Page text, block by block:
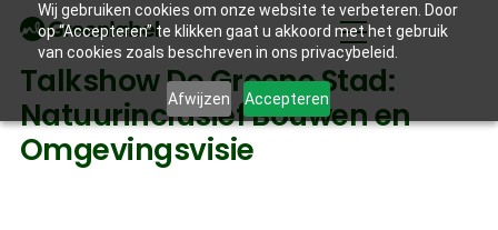
Wij gebruiken cookies om onze website te verbeteren. Door
op “Accepteren” te klikken gaat u akkoord met het gebruik
van cookies zoals beschreven in ons privacybeleid.
Afwijzen Accepteren
Talkshow De Groene Stad:
Natuurinclusief Bouwen en
Omgevingsvisie